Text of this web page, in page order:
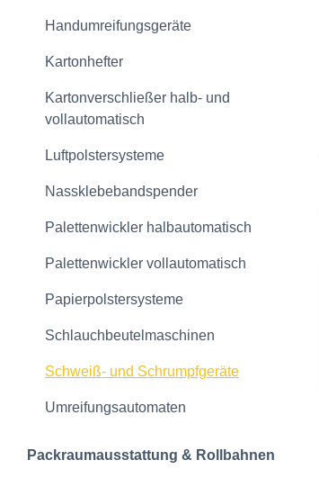
Handumreifungsgeräte
Kartonhefter
Kartonverschließer halb- und
vollautomatisch
Luftpolstersysteme
Nassklebebandspender
Palettenwickler halbautomatisch
Palettenwickler vollautomatisch
Papierpolstersysteme
Schlauchbeutelmaschinen
Schweiß- und Schrumpfgeräte
Umreifungsautomaten
Packraumausstattung & Rollbahnen